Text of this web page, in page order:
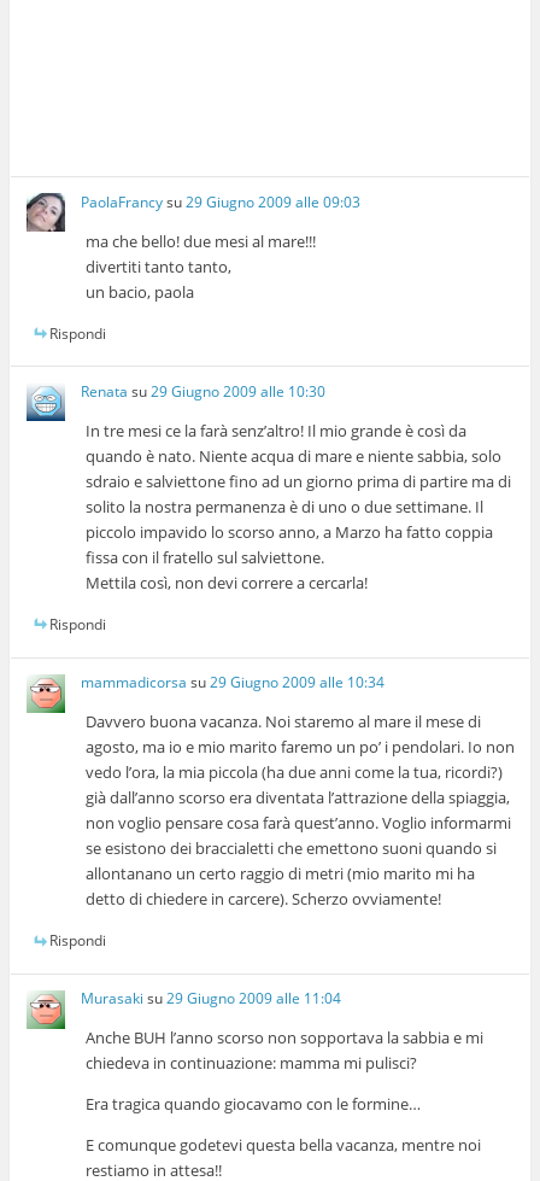
PaolaFrancysu29 Giugno 2009 alle 09:03
ma che bello! due mesi al mare!!!
divertiti tanto tanto,
un bacio, paola
Rispondi
Renata su29 Giugno 2009 alle 10:30
In tre mesi ce la farà senz’altro! Il mio grande è così da
quando è nato. Niente acqua di mare e niente sabbia, solo
sdraio e salviettone fino ad un giorno prima di partire ma di
solito la nostra permanenza è di uno o due settimane. Il
piccolo impavido lo scorso anno, a Marzo ha fatto coppia
fissa con il fratello sul salviettone.
Mettila così, non devi correre a cercarla!
Rispondi
mammadicorsa su29 Giugno 2009 alle 10:34
Davvero buona vacanza. Noi staremo al mare il mese di
agosto, ma io e mio marito faremo un po’ i pendolari. Io non
vedo l’ora, la mia piccola (ha due anni come la tua, ricordi?)
già dall’anno scorso era diventata l’attrazione della spiaggia,
non voglio pensare cosa farà quest’anno. Voglio informarmi
se esistono dei braccialetti che emettono suoni quando si
allontanano un certo raggio di metri (mio marito mi ha
detto di chiedere in carcere). Scherzo ovviamente!
Rispondi
Murasaki su29 Giugno 2009 alle 11:04
Anche BUH l’anno scorso non sopportava la sabbia e mi
chiedeva in continuazione: mamma mi pulisci?
Era tragica quando giocavamo con le formine…
E comunque godetevi questa bella vacanza, mentre noi
restiamo in attesa!!